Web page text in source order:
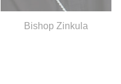
Bishop Zinkula